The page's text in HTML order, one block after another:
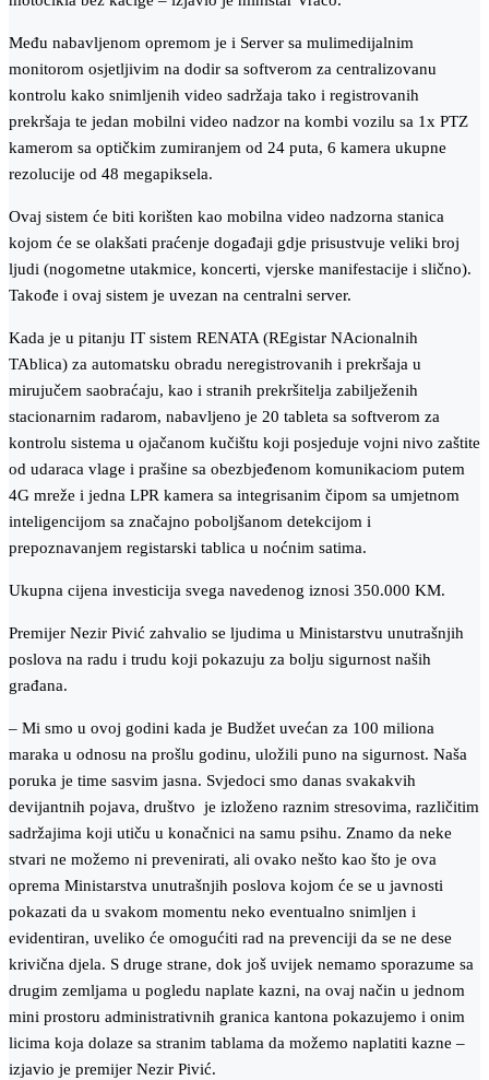
Među nabavljenom opremom je i Server sa mulimedijalnim
monitorom osjetljivim na dodir sa softverom za centralizovanu
kontrolu kako snimljenih video sadržaja tako i registrovanih
prekršaja te jedan mobilni video nadzor na kombi vozilu sa 1x PTZ
kamerom sa optičkim zumiranjem od 24 puta, 6 kamera ukupne
rezolucije od 48 megapiksela.
Ovaj sistem će biti korišten kao mobilna video nadzorna stanica
kojom će se olakšati praćenje događaji gdje prisustvuje veliki broj
ljudi (nogometne utakmice, koncerti, vjerske manifestacije i slično).
Takođe i ovaj sistem je uvezan na centralni server.
Kada je u pitanju IT sistem RENATA (REgistar NAcionalnih
TAblica) za automatsku obradu neregistrovanih i prekršaja u
mirujučem saobraćaju, kao i stranih prekršitelja zabilježenih
stacionarnim radarom, nabavljeno je 20 tableta sa softverom za
kontrolu sistema u ojačanom kučištu koji posjeduje vojni nivo zaštite
od udaraca vlage i prašine sa obezbjeđenom komunikaciom putem
4G mreže i jedna LPR kamera sa integrisanim čipom sa umjetnom
inteligencijom sa značajno poboljšanom detekcijom i
prepoznavanjem registarski tablica u noćnim satima.
Ukupna cijena investicija svega navedenog iznosi 350.000 KM.
Premijer Nezir Pivić zahvalio se ljudima u Ministarstvu unutrašnjih
poslova na radu i trudu koji pokazuju za bolju sigurnost naših
građana.
– Mi smo u ovoj godini kada je Budžet uvećan za 100 miliona
maraka u odnosu na prošlu godinu, uložili puno na sigurnost. Naša
poruka je time sasvim jasna. Svjedoci smo danas svakakvih
devijantnih pojava, društvo je izloženo raznim stresovima, različitim
sadržajima koji utiču u konačnici na samu psihu. Znamo da neke
stvari ne možemo ni prevenirati, ali ovako nešto kao što je ova
oprema Ministarstva unutrašnjih poslova kojom će se u javnosti
pokazati da u svakom momentu neko eventualno snimljen i
evidentiran, uveliko će omogućiti rad na prevenciji da se ne dese
krivična djela. S druge strane, dok još uvijek nemamo sporazume sa
drugim zemljama u pogledu naplate kazni, na ovaj način u jednom
mini prostoru administrativnih granica kantona pokazujemo i onim
licima koja dolaze sa stranim tablama da možemo naplatiti kazne –
izjavio je premijer Nezir Pivić.